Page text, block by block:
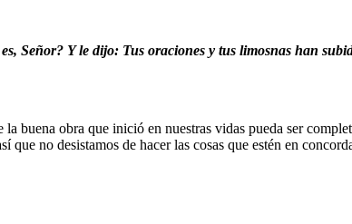
Señor? Y le dijo: Tus oraciones y tus limosnas han
buena obra que inició en nuestras vidas pueda ser
que no desistamos de hacer las cosas que estén en